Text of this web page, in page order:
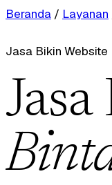
Beranda / Layanan
Jasa Bikin Website